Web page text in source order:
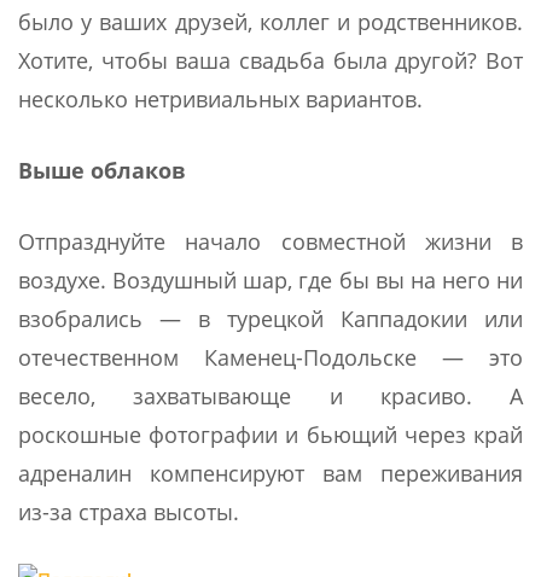
было у ваших друзей, коллег и родственников.
Хотите, чтобы ваша свадьба была другой? Вот
несколько нетривиальных вариантов.
Выше облаков
Отпразднуйте начало совместной жизни в
воздухе. Воздушный шар, где бы вы на него ни
взобрались — в турецкой Каппадокии или
отечественном Каменец-Подольске — это
весело, захватывающе и красиво. А
роскошные фотографии и бьющий через край
адреналин компенсируют вам переживания
из-за страха высоты.